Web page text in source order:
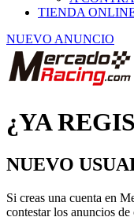
NUEVO ANUNCIO
contestar los anuncios
discusión.